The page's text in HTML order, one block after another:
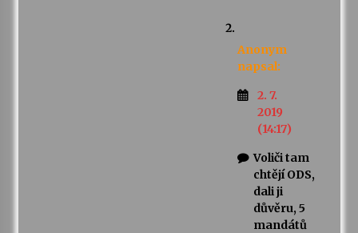
Anonym
napsal:
2. 7.
2019
(14:17)
Voliči tam
chtějí ODS,
dali ji
důvěru, 5
mandátů